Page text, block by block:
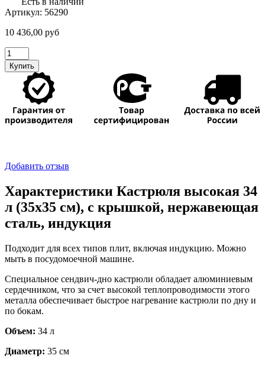
Артикул: 56290
10 436,00 руб
Количество
товара
Кастрюля
высокая
(35х35
см),
сталь,
Купить
Добавить отзыв
Характеристики Кастрюля высокая 34
л (35х35 см), с крышкой, нержавеющая
сталь, индукция
Подходит для всех типов плит, включая индукцию. Можно
мыть в посудомоечной машине.
Специальное сендвич-дно кастрюли обладает алюминиевым
сердечником, что за счет высокой теплопроводимости этого
металла обеспечивает быстрое нагревание кастрюли по дну и
по бокам.
Объем: 34 л
Диаметр: 35 см